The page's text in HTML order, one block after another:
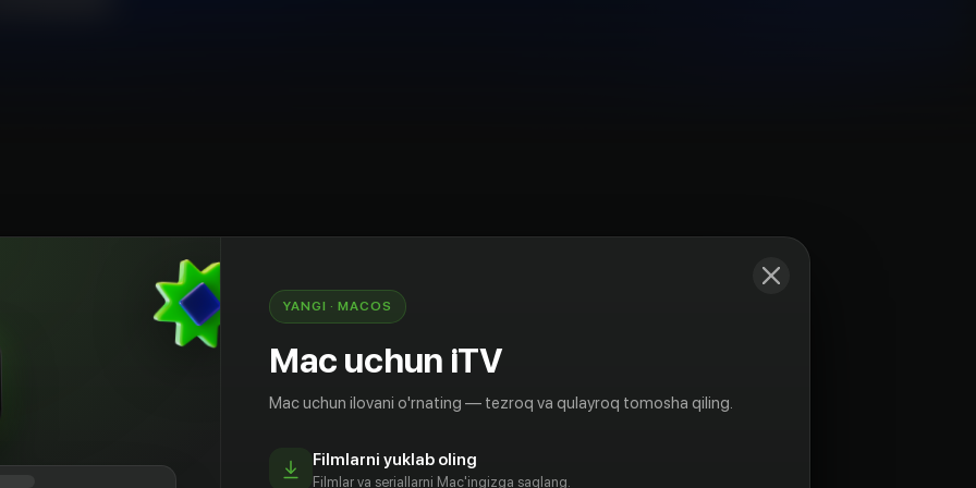
санъати фестивалининг очилиш маросими
YANGI · MACOS
Mac uchun iTV
Mac uchun ilovani o'rnating — tezroq va qulayroq tomosha qiling.
Filmlarni yuklab oling
Filmlar va seriallarni Mac'ingizga saqlang.